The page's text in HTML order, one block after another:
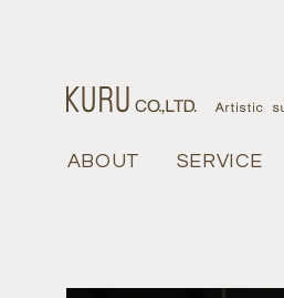
ABOUT ABOUT
SERVICE